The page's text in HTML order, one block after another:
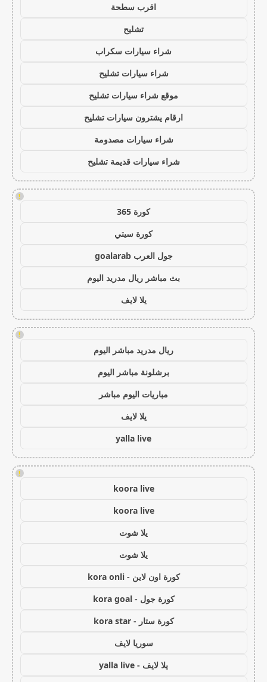
اقرب سطحة
تشليح
شراء سيارات سكراب
شراء سيارات تشليح
موقع شراء سيارات تشليح
ارقام يشترون سيارات تشليح
شراء سيارات مصدومة
شراء سيارات قديمة تشليح
!
كورة 365
كورة سيتي
جول العرب goalarab
بث مباشر ريال مدريد اليوم
يلا لايف
!
ريال مدريد مباشر اليوم
برشلونة مباشر اليوم
مباريات اليوم مباشر
يلا لايف
yalla live
!
koora live
koora live
يلا شوت
يلا شوت
كورة اون لاين - kora onli
كورة جول - kora goal
كورة ستار - kora star
سوريا لايف
يلا لايف - yalla live